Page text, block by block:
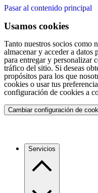
Pasar al contenido principal
Usamos cookies
Tanto nuestros socios como
almacenar y acceder a datos
para entregar y personalizar
tráfico del sitio. Si deseas
propósitos para los que
cookies o usar tus
configuración de cookies a
Cambiar configuración de
Servicios